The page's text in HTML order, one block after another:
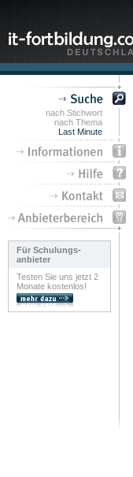
nach Stichwort
nach Thema
Last Minute
Für Schulungs-
anbieter
Testen Sie uns jetzt 2
Monate kostenlos!